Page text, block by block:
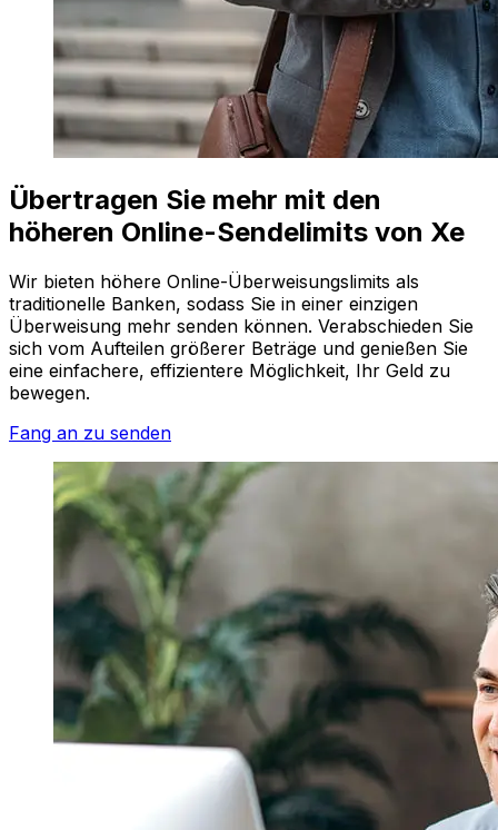
Übertragen Sie mehr mit den
höheren Online-Sendelimits von Xe
Wir bieten höhere Online-Überweisungslimits als
traditionelle Banken, sodass Sie in einer einzigen
Überweisung mehr senden können. Verabschieden Sie
sich vom Aufteilen größerer Beträge und genießen Sie
eine einfachere, effizientere Möglichkeit, Ihr Geld zu
bewegen.
Fang an zu senden